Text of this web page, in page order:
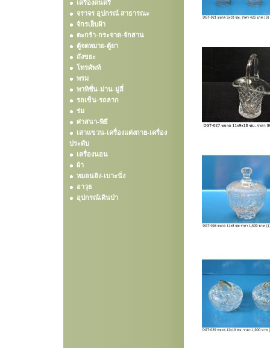
เครื่องดนตรี
จราจร อุปกรณ์ สาธารณะ
จักรเย็บผ้า
ตะกร้า-กระจาด-จักสาน
ตู้จดหมาย-ตู้ยา
ถังขยะ
โทรศัพท์
พรม
พาทิชั่น-ม่าน-มู่ลี่
รถเข็น-รถลาก
ร่ม
ศาสนา-พิธี
เสาแขวน-เครื่องแต่งกาย-เครื่อง
ประดับ
เครื่องนอน
ผ้า
หมอนอิง-เบาะนั่ง
อาวุธ
อุปกรณ์เดินป่า